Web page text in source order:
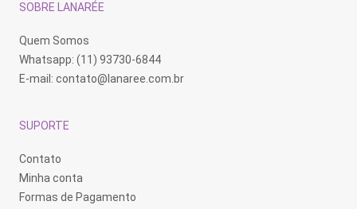
SOBRE LANARÉE
Quem Somos
Whatsapp: (11) 93730-6844
E-mail: contato@lanaree.com.br
SUPORTE
Contato
Minha conta
Formas de Pagamento